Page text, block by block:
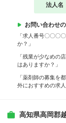
法人名
お問い合わせ
「求人番号〇〇〇
か？」
「残業が少なめの
はありますか？」
「薬剤師の募集を
外におすすめの求
高知県高岡郡